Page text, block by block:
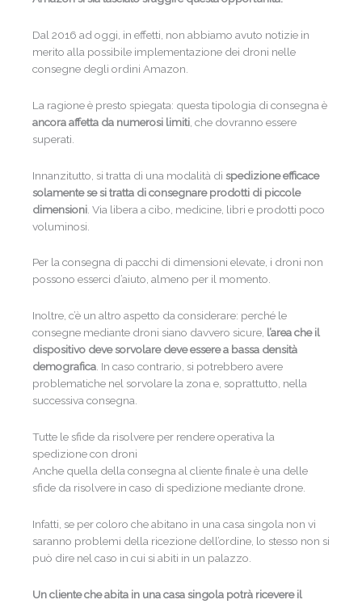
Dal 2016 ad oggi, in effetti, non abbiamo avuto notizie in
merito alla possibile implementazione dei droni nelle
consegne degli ordini Amazon.
La ragione è presto spiegata: questa tipologia di consegna è
ancora affetta da numerosi limiti , che dovranno essere
superati.
Innanzitutto, si tratta di una modalità di spedizione efficace
solamente se si tratta di consegnare prodotti di piccole
dimensioni . Via libera a cibo, medicine, libri e prodotti poco
voluminosi.
Per la consegna di pacchi di dimensioni elevate, i droni non
possono esserci d’aiuto, almeno per il momento.
Inoltre, c’è un altro aspetto da considerare: perché le
consegne mediante droni siano davvero sicure, l’area che il
dispositivo deve sorvolare deve essere a bassa densità
demografica. In caso contrario, si potrebbero avere
problematiche nel sorvolare la zona e, soprattutto, nella
successiva consegna.
Tutte le sfide da risolvere per rendere operativa la
spedizione con droni
Anche quella della consegna al cliente finale è una delle
sfide da risolvere in caso di spedizione mediante drone.
Infatti, se per coloro che abitano in una casa singola non vi
saranno problemi della ricezione dell’ordine, lo stesso non si
può dire nel caso in cui si abiti in un palazzo.
Un cliente che abita in una casa singola potrà ricevere il